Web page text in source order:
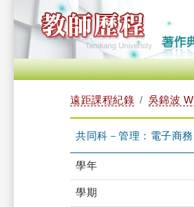
遠距課程紀錄 吳錦波
共同科－管理：電子商
學年
學期